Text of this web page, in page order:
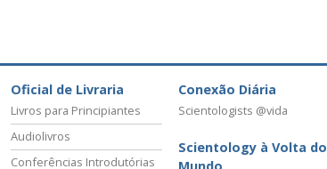
Oficial de Livraria
Livros para Principiantes
Audiolivros
Conferências Introdutórias
Conexão Diária
Scientologists @vida
Scientology à Volta do